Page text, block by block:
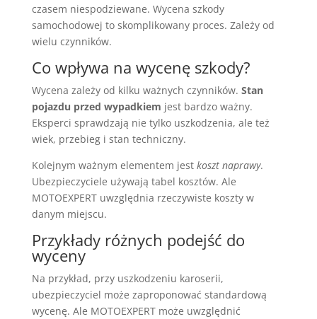
czasem niespodziewane. Wycena szkody
samochodowej to skomplikowany proces. Zależy od
wielu czynników.
Co wpływa na wycenę szkody?
Wycena zależy od kilku ważnych czynników. Stan
pojazdu przed wypadkiem jest bardzo ważny.
Eksperci sprawdzają nie tylko uszkodzenia, ale też
wiek, przebieg i stan techniczny.
Kolejnym ważnym elementem jest koszt naprawy.
Ubezpieczyciele używają tabel kosztów. Ale
MOTOEXPERT uwzględnia rzeczywiste koszty w
danym miejscu.
Przykłady różnych podejść do
wyceny
Na przykład, przy uszkodzeniu karoserii,
ubezpieczyciel może zaproponować standardową
wycenę. Ale MOTOEXPERT może uwzględnić